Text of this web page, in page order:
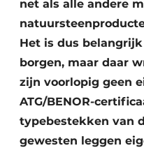
net als alle andere
Het is dus
borgen, maar daar
zijn voorlopig geen
ATG/BENOR-
typebestekken van
gewesten leggen